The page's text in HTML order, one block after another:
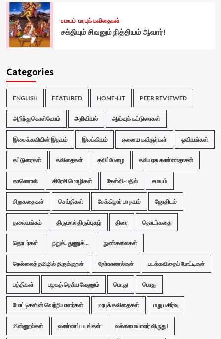
சமயம் மரபுக் கவிதைகள்
சக்தியும் சிவனும் நித்தியம் ஆவார்!
Categories
ENGLISH FEATURED HOME-LIT PEER REVIEWED
அறிந்துகொள்வோம் அறிவியல் ஆய்வுக் கட்டுரைகள்
இசைக்கவியின் இதயம் இலக்கியம் ஏனைய கவிஞர்கள் ஓவியங்கள்
கட்டுரைகள் கவிதைகள் கவிப்பேழை கவியரசு கண்ணதாசன்
காணொலி கிரேசி மொழிகள் கேள்வி-பதில் சமயம்
சிறுகதைகள் செய்திகள் சேக்கிழார் பா நயம் ஜோதிடம்
தலையங்கம் திருமால் திருப்புகழ் திரை தொடர்கதை
தொடர்கள் நறுக்..துணுக்... நுண்கலைகள்
நெல்லைத் தமிழில் திருக்குறள் நேர்காணல்கள் படக்கவிதைப் போட்டிகள்
பத்திகள் பழகத் தெரிய வேணும் பொது பொது
போட்டிகளின் வெற்றியாளர்கள் மரபுக் கவிதைகள் மறு பகிர்வு
மின்னூல்கள் வண்ணப் படங்கள் வல்லமையாளர் விருது!